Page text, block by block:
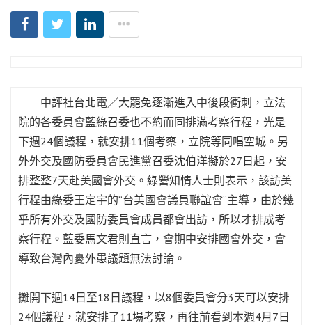
中評社台北電／大罷免逐漸進入中後段衝刺，立法
院的各委員會藍綠召委也不約而同排滿考察行程，光是
下週24個議程，就安排11個考察，立院等同唱空城。另
外外交及國防委員會民進黨召委沈伯洋擬於27日起，安
排整整7天赴美國會外交。綠營知情人士則表示，該訪美
行程由綠委王定宇的“台美國會議員聯誼會”主導，由於幾
乎所有外交及國防委員會成員都會出訪，所以才排成考
察行程。藍委馬文君則直言，會期中安排國會外交，會
導致台灣內憂外患議題無法討論。
攤開下週14日至18日議程，以8個委員會分3天可以安排
24個議程，就安排了11場考察，再往前看到本週4月7日